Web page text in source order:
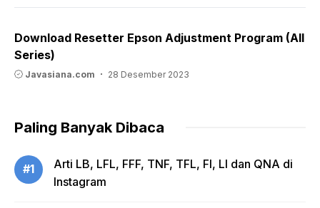
Download Resetter Epson Adjustment Program (All
Series)
Javasiana.com 28 Desember 2023
Paling Banyak Dibaca
#1
Arti LB, LFL, FFF, TNF, TFL, FI, LI dan QNA di
Instagram